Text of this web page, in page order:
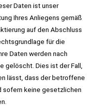
Daten ist unser
Ihres Anliegens gemäß
auf den Abschluss
für die
Daten werden nach
gelöscht. Dies ist der Fall,
lässt, dass der betroffene
sofern keine gesetzlichen